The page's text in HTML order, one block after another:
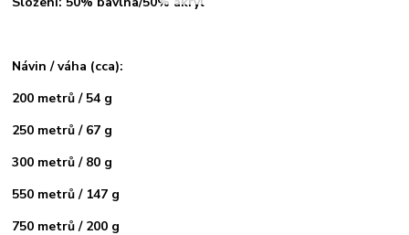
Návin / váha (cca):
200 metrů / 54 g
250 metrů / 67 g
300 metrů / 80 g
550 metrů / 147 g
750 metrů / 200 g